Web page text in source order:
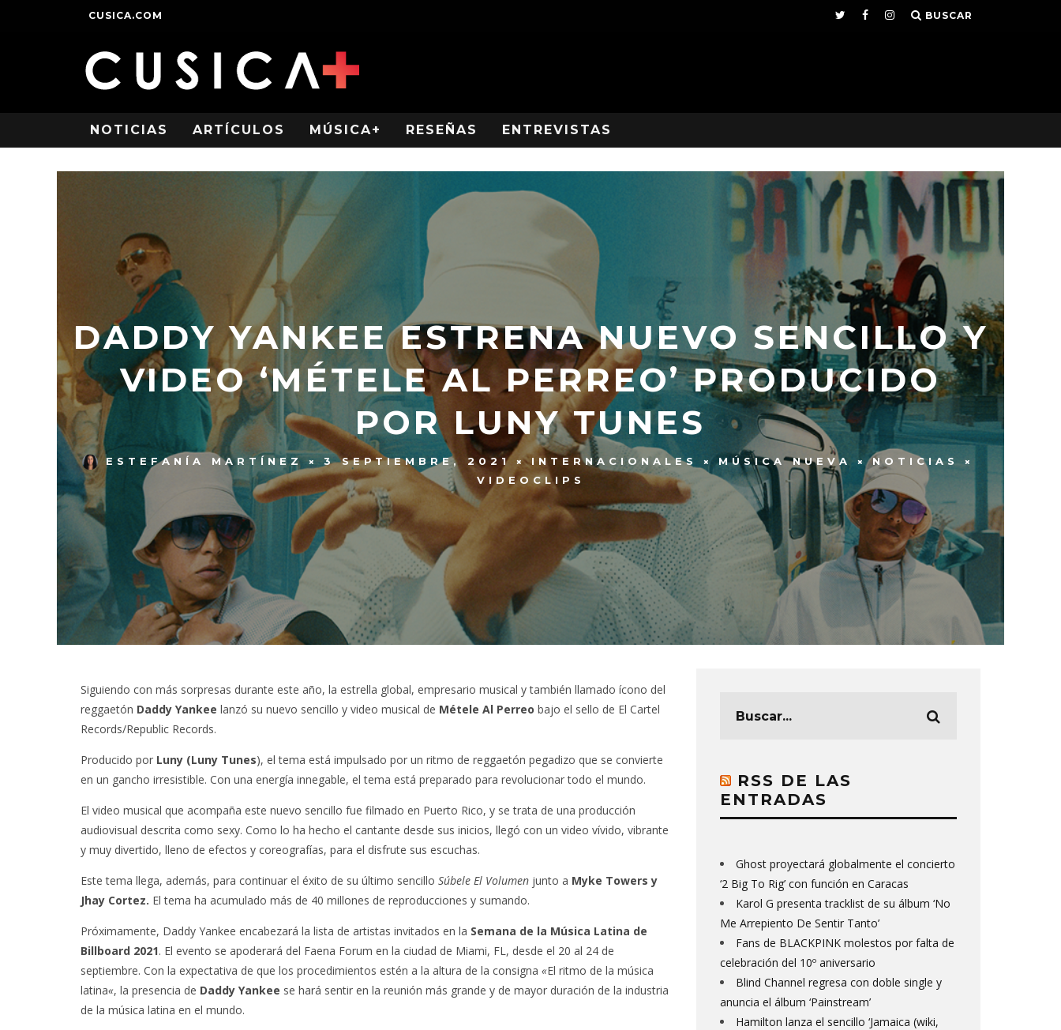
CUSICA.COM BUSCAR
NOTICIAS ARTÍCULOS MÚSICA+ RESEÑAS ENTREVISTAS
DADDY YANKEE ESTRENA NUEVO SENCILLO Y
VIDEO ‘MÉTELE AL PERREO’ PRODUCIDO
POR LUNY TUNES
ESTEFANÍA MARTÍNEZ 3 SEPTIEMBRE, 2021 INTERNACIONALES MÚSICA NUEVA
NOTICIAS
VIDEOCLIPS
Siguiendo con más sorpresas durante este año, la estrella global, empresario musical y también llamado ícono del
reggaetón Daddy Yankee lanzó su nuevo sencillo y video musical de Métele Al Perreo bajo el sello de El Cartel
Records/Republic Records.
Producido por Luny (Luny Tunes), el tema está impulsado por un ritmo de reggaetón pegadizo que se convierte
en un gancho irresistible. Con una energía innegable, el tema está preparado para revolucionar todo el mundo.
El video musical que acompaña este nuevo sencillo fue filmado en Puerto Rico, y se trata de una producción
audiovisual descrita como sexy. Como lo ha hecho el cantante desde sus inicios, llegó con un video vívido, vibrante
y muy divertido, lleno de efectos y coreografías, para el disfrute sus escuchas.
Este tema llega, además, para continuar el éxito de su último sencillo Súbele El Volumen junto a Myke Towers y
Jhay Cortez. El tema ha acumulado más de 40 millones de reproducciones y sumando.
Próximamente, Daddy Yankee encabezará la lista de artistas invitados en la Semana de la Música Latina de
Billboard 2021. El evento se apoderará del Faena Forum en la ciudad de Miami, FL, desde el 20 al 24 de
septiembre. Con la expectativa de que los procedimientos estén a la altura de la consigna «El ritmo de la música
latina«, la presencia de Daddy Yankee se hará sentir en la reunión más grande y de mayor duración de la industria
de la música latina en el mundo.
RSS DE LAS
ENTRADAS
Ghost proyectará globalmente el concierto
‘2 Big To Rig’ con función en Caracas
Karol G presenta tracklist de su álbum ‘No
Me Arrepiento De Sentir Tanto’
Fans de BLACKPINK molestos por falta de
celebración del 10º aniversario
Blind Channel regresa con doble single y
anuncia el álbum ‘Painstream’
Hamilton lanza el sencillo ‘Jamaica (wiki,